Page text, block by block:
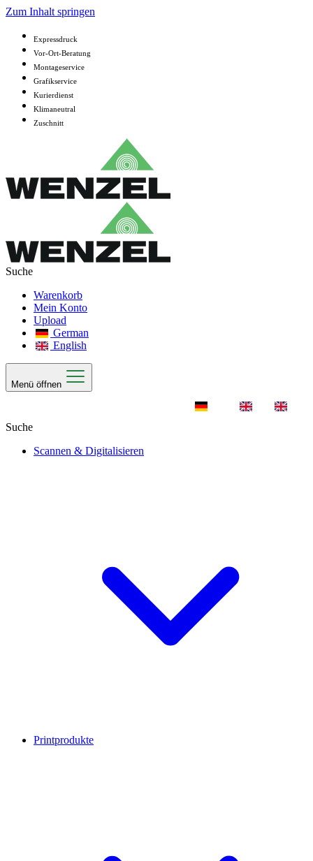
Zum Inhalt springen
Expressdruck
Vor-Ort-Beratung
Montageservice
Grafikservice
Kurierdienst
Klimaneutral
Zuschnitt
Warenkorb
Mein Konto
Upload
German
English
Menü öffnen
Scannen & Digitalisieren
Printprodukte